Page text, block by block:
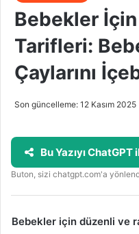
Bebekler İçin
Tarifleri:
Çaylarını
Son güncelleme: 12 Kasım 2025
Bu Yazıyı
Buton, sizi chatgpt.com'a
Bebekler için düzenli ve